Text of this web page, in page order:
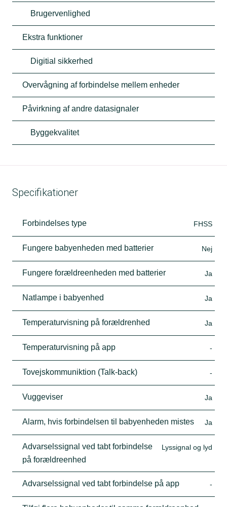
Brugervenlighed
Ekstra funktioner
Digitial sikkerhed
Overvågning af forbindelse mellem enheder
Påvirkning af andre datasignaler
Byggekvalitet
Specifikationer
Forbindelses type FHSS
Fungere babyenheden med batterier Nej
Fungere forældreenheden med batterier Ja
Natlampe i babyenhed Ja
Temperaturvisning på forældrenhed Ja
Temperaturvisning på app -
Tovejskommuniktion (Talk-back) -
Vuggeviser Ja
Alarm, hvis forbindelsen til babyenheden mistes Ja
Advarselssignal ved tabt forbindelse
på forældreenhed
Lyssignal og lyd
Advarselssignal ved tabt forbindelse på app -